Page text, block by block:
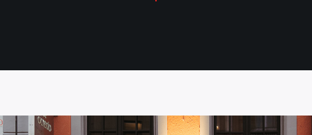
SEITE
SEITESEITESEITE